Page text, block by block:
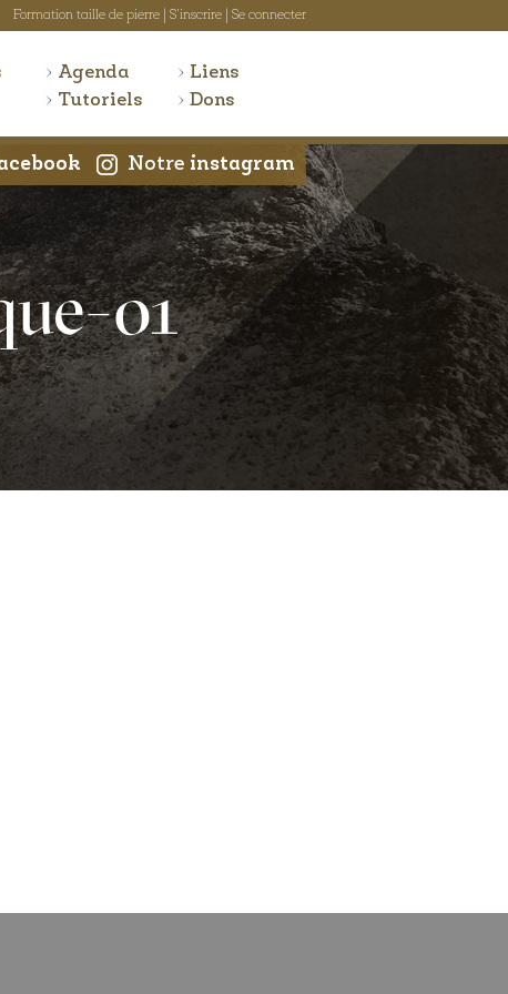
Formation taille de pierre S'inscrire Se connecter
Agenda
Liens
Tutoriels Dons
Notre instagram
01